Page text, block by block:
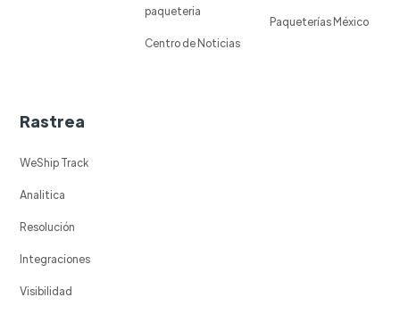
paqueteria
Centro de Noticias
Paqueterías México
Rastrea
WeShip Track
Analitica
Resolución
Integraciones
Visibilidad